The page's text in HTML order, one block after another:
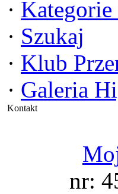
·
· Szukaj
· Klub
· Galeria
Kontakt
nr: